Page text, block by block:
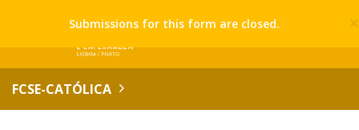
×
Submissions for this form are closed.
FCSE-CATÓLICA